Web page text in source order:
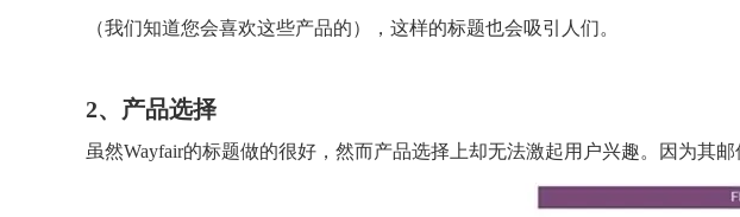
（我们知道您会喜欢这些产品的），这样的标题也会吸引人们。
2、产品选择
虽然Wayfair的标题做的很好，然而产品选择上却无法激起用户兴趣。因为其